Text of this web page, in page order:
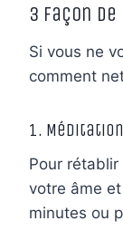
3 façon
Si vous ne
comment
1. Méditation
Pour rétablir
votre âme
minutes ou